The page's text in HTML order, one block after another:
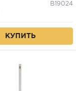
B19024
КУПИТЬ